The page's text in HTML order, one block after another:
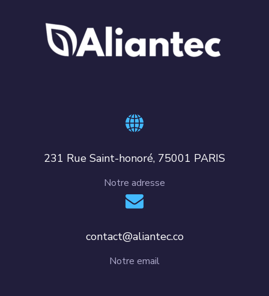
231 Rue Saint-honoré, 75001 PARIS
Notre adresse
contact@aliantec.co
Notre email